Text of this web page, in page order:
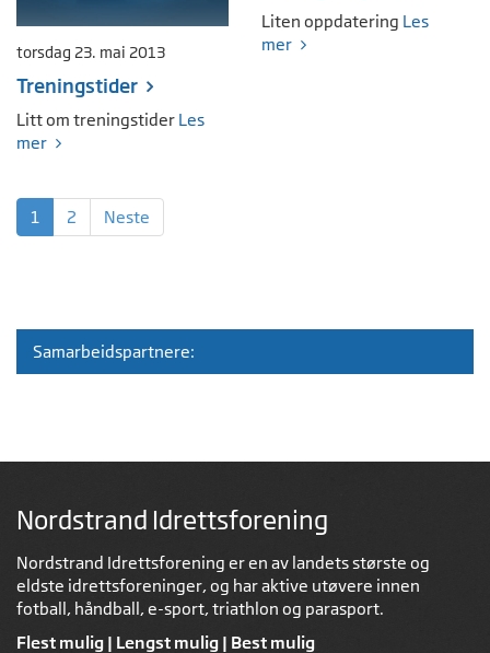
torsdag 23. mai 2013
Treningstider
Litt om treningstider Les
mer
Liten oppdatering Les
mer
1 2 Neste
Samarbeidspartnere:
Nordstrand Idrettsforening
Nordstrand Idrettsforening er en av landets største og
eldste idrettsforeninger, og har aktive utøvere innen
fotball, håndball, e-sport, triathlon og parasport.
Flest mulig | Lengst mulig | Best mulig